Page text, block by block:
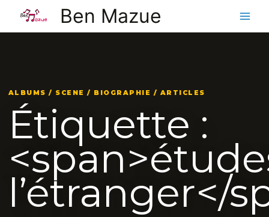
contenu
Ben Mazue
ALBUMS / SCENE / BIOGRAPHIE / ARTICLES
Étiquette :
l’étranger</